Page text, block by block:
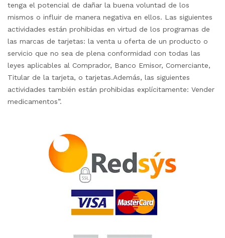
tenga el potencial de dañar la buena voluntad de los
mismos o influir de manera negativa en ellos. Las siguientes
actividades están prohibidas en virtud de los programas de
las marcas de tarjetas: la venta u oferta de un producto o
servicio que no sea de plena conformidad con todas las
leyes aplicables al Comprador, Banco Emisor, Comerciante,
Titular de la tarjeta, o tarjetas.Además, las siguientes
actividades también están prohibidas explícitamente: Vender
medicamentos”.